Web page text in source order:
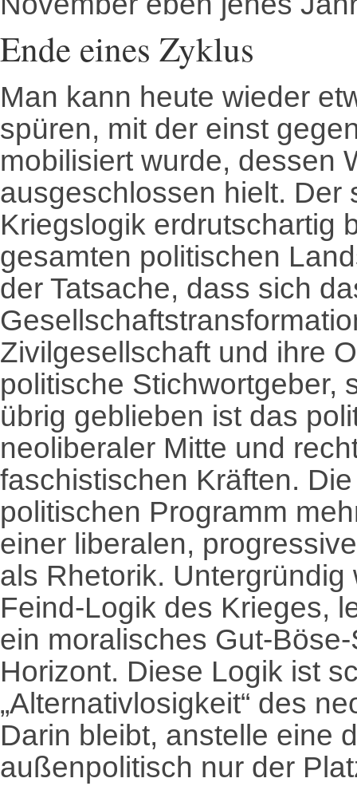
Ende eines Zyklus
Man kann heute wieder
spüren, mit der einst
mobilisiert wurde, dessen
ausgeschlossen hielt. Der
Kriegslogik erdrutschartig
gesamten politischen
der Tatsache, dass sich
Zivilgesellschaft und ihre
politische Stichwortgeber,
übrig geblieben ist das
neoliberaler Mitte und
faschistischen Kräften.
politischen Programm
einer liberalen,
als Rhetorik.
Feind-Logik des Krieges,
ein moralisches Gut-
Horizont. Diese Logik ist
„Alternativlosigkeit“ des
Darin bleibt, anstelle eine
außenpolitisch nur der